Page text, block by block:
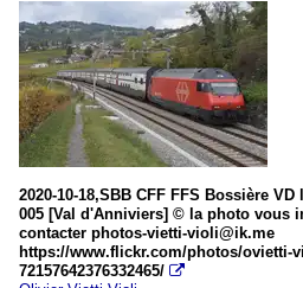
2020-10-18,SBB CFF FFS Bossière
005 [Val d'Anniviers] © la photo vous
contacter photos-vietti-violi@ik.me
https://www.flickr.com/photos/ovietti-
72157642376332465/ 